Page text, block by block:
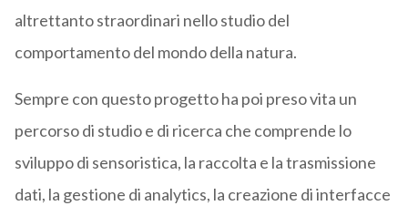
altrettanto straordinari nello studio del
comportamento del mondo della natura.
Sempre con questo progetto ha poi preso vita un
percorso di studio e di ricerca che comprende lo
sviluppo di sensoristica, la raccolta e la trasmissione
dati, la gestione di analytics, la creazione di interfacce